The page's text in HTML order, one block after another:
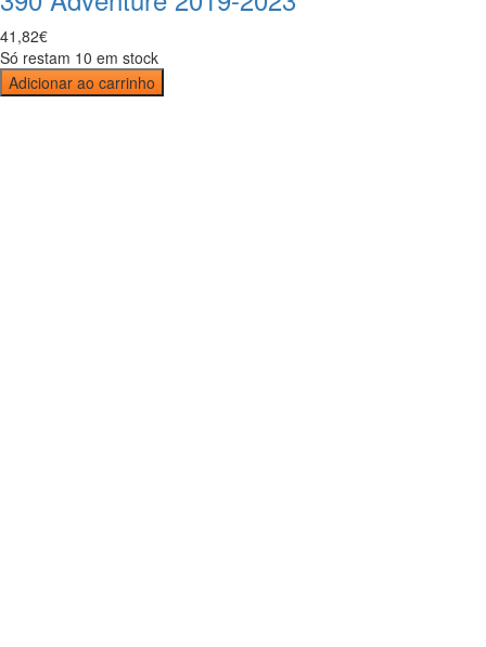
41 ,82€
Só restam 10 em stock
Adicionar ao carrinho